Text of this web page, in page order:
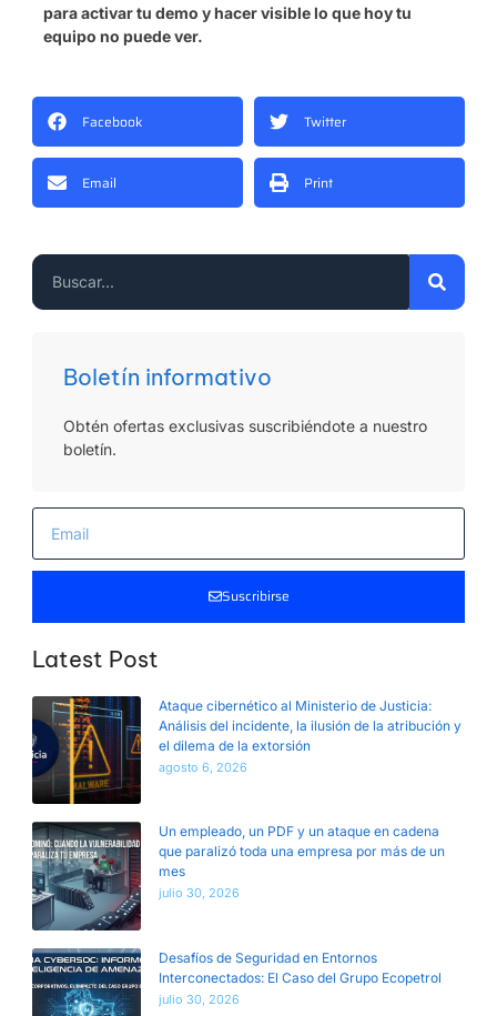
para activar tu demo y hacer visible lo que hoy tu
equipo no puede ver.
Facebook Twitter
Email Print
Boletín informativo
Obtén ofertas exclusivas suscribiéndote a nuestro
boletín.
Suscribirse
Latest Post
Ataque cibernético al Ministerio de Justicia:
Análisis del incidente, la ilusión de la atribución y
el dilema de la extorsión
agosto 6, 2026
Un empleado, un PDF y un ataque en cadena
que paralizó toda una empresa por más de un
mes
julio 30, 2026
Desafíos de Seguridad en Entornos
Interconectados: El Caso del Grupo Ecopetrol
julio 30, 2026